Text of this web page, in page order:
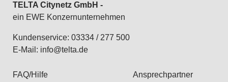
TELTA Citynetz GmbH -
ein EWE Konzernunternehmen
Kundenservice: 03334 / 277 500
E-Mail: info@telta.de
FAQ/Hilfe
Ansprechpartner